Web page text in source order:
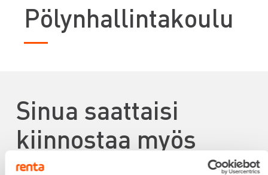
Pölynhallintakoulu
Sinua saattaisi
kiinnostaa myös